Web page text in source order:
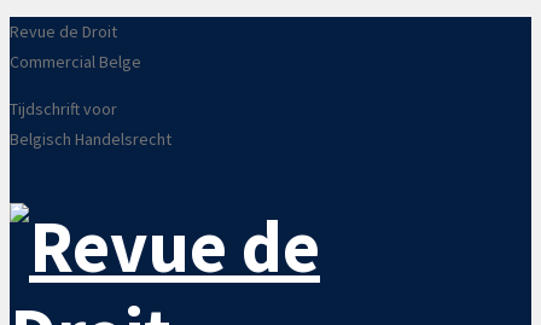
Revue de Droit
Commercial Belge
Tijdschrift voor
Belgisch Handelsrecht